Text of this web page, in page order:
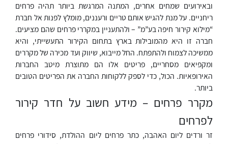
ובאירועים שמחים אחרים, המתנה המרגשת ביותר תהיה פרחים
ריחניים. על מנת להגיש אותם טריים ורעננים, מומלץ לפנות אל חברת
“מילוא קירור חיפה בע”מ” – ולהתעניין במקררי פרחים שהם מציעים.
חברה זו היא מהמובילות בארץ בתחום הקירור התעשייתי, והיא
ממשיכה לצמוח ולהתפתח. החל מייבוא, שיווק ועד מכירה של מקררים
ומקפיאים מסחריים, פריטים אלו הם מתוצרת מיטב החברות
האירופאיות. הכול, כדי לספק ללקוחות החברה את הפריטים הטובים
ביותר.
מקרר פרחים – מידע חשוב על חדר קירור
לפרחים
זר ורדים ליום האהבה, כתר פרחים ליום ההולדת, סידורי פרחים